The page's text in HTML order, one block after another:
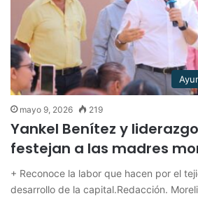
mayo 9, 2026 219
Yankel Benítez y
festejan a las madres
+ Reconoce la labor que hacen por el
desarrollo de la capital.Redacción.